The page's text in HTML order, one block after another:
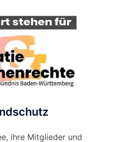
ihre Mitglieder und